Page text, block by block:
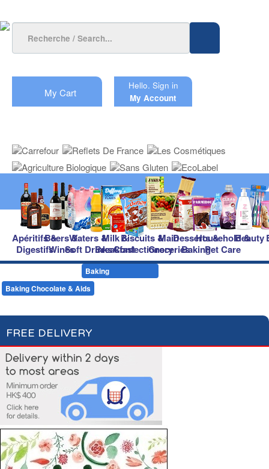
My Cart
Hello. Sign in
My Account
Apéritifs &
Digestifs
Beers &
Wines
Waters &
Soft Drinks
Milk &
Breakfast
Biscuits &
Confectionery
Main
Groceries
Desserts &
Baking
Household &
Pet Care
Beauty
Baking
Baking Chocolate & Aids
FREE DELIVERY